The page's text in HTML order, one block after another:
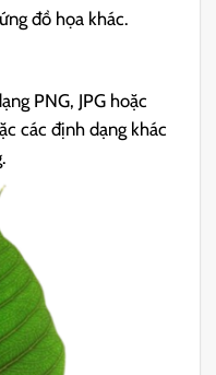
đồ họa khác.
PNG, JPG hoặc
các định dạng khác